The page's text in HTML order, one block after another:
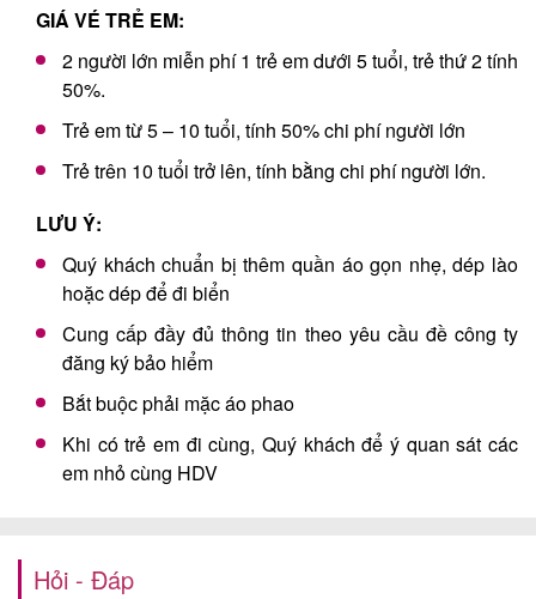
GIÁ VÉ TRẺ EM:
2 người lớn miễn phí 1 trẻ em dưới 5 tuổi, trẻ thứ 2 tính
50%.
Trẻ em từ 5 – 10 tuổi, tính 50% chi phí người lớn
Trẻ trên 10 tuổi trở lên, tính bằng chi phí người lớn.
LƯU Ý:
Quý khách chuẩn bị thêm quần áo gọn nhẹ, dép lào
hoặc dép để đi biển
Cung cấp đầy đủ thông tin theo yêu cầu đề công ty
đăng ký bảo hiểm
Bắt buộc phải mặc áo phao
Khi có trẻ em đi cùng, Quý khách để ý quan sát các
em nhỏ cùng HDV
Hỏi - Đáp